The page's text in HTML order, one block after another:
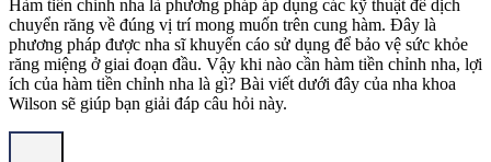
Hàm tiền chỉnh nha là phương pháp áp dụng các kỹ thuật để dịch
chuyển răng về đúng vị trí mong muốn trên cung hàm. Đây là
phương pháp được nha sĩ khuyến cáo sử dụng để bảo vệ sức khỏe
răng miệng ở giai đoạn đầu. Vậy khi nào cần hàm tiền chỉnh nha, lợi
ích của hàm tiền chỉnh nha là gì? Bài viết dưới đây của nha khoa
Wilson sẽ giúp bạn giải đáp câu hỏi này.